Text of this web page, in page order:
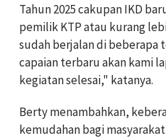
Tahun 2025 cakupan IKD
pemilik KTP atau kurang
sudah berjalan di beberapa
capaian terbaru akan kami
kegiatan selesai," katanya.
Berty menambahkan,
kemudahan bagi